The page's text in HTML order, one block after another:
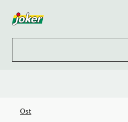
Ost